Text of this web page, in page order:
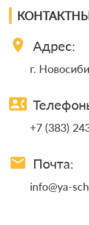
location_on Адрес:
г.
contact_phone
+7 (383)
email Почта:
info@ya-